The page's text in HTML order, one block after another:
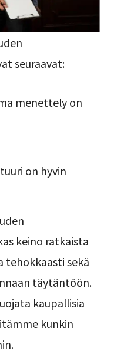
seuraavat:
menettely on
on hyvin
keino ratkaista
tehokkaasti sekä
täytäntöön.
kaupallisia
kunkin